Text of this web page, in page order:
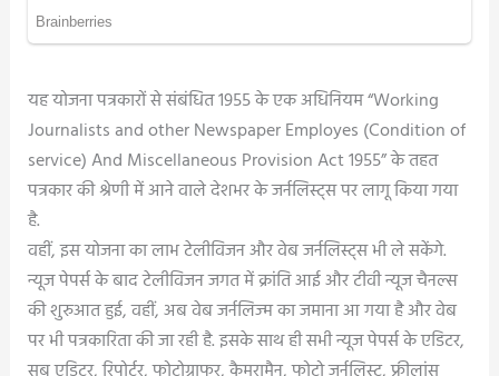
यह योजना पत्रकारों से संबंधित 1955 के एक अधिनियम “Working
Journalists and other Newspaper Employes (Condition of
service) And Miscellaneous Provision Act 1955” के तहत
पत्रकार की श्रेणी में आने वाले देशभर के जर्नलिस्ट्स पर लागू किया गया
है.
वहीं, इस योजना का लाभ टेलीविजन और वेब जर्नलिस्ट्स भी ले सकेंगे.
न्यूज पेपर्स के बाद टेलीविजन जगत में क्रांति आई और टीवी न्यूज चैनल्स
की शुरुआत हुई, वहीं, अब वेब जर्नलिज्म का जमाना आ गया है और वेब
पर भी पत्रकारिता की जा रही है. इसके साथ ही सभी न्यूज पेपर्स के एडिटर,